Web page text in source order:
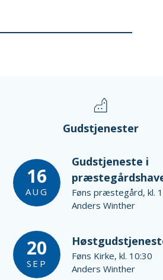
Gudstjenester
16
AUG
Gudstjeneste i
Føns præstegård, kl.
Anders Winther
20
SEP
Føns Kirke, kl. 10:30
Anders Winther